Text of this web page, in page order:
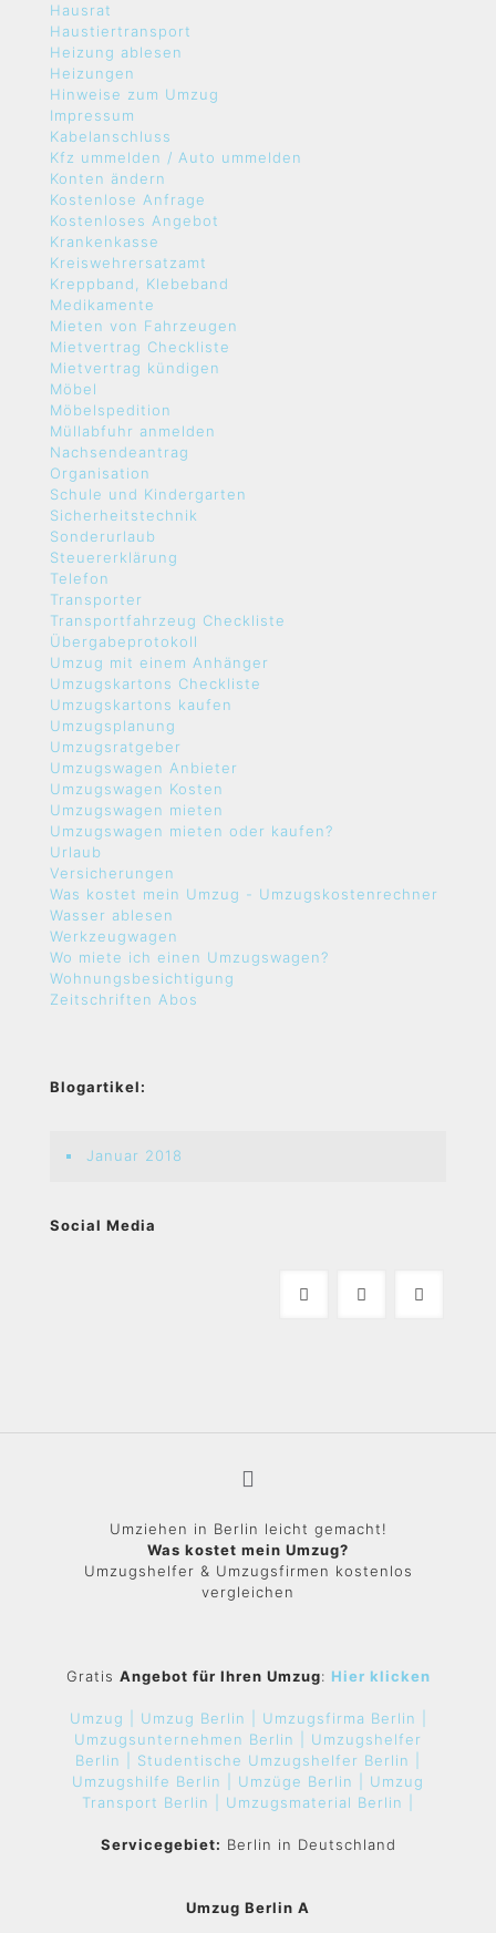
Hausrat
Haustiertransport
Heizung ablesen
Heizungen
Hinweise zum Umzug
Impressum
Kabelanschluss
Kfz ummelden / Auto ummelden
Konten ändern
Kostenlose Anfrage
Kostenloses Angebot
Krankenkasse
Kreiswehrersatzamt
Kreppband, Klebeband
Medikamente
Mieten von Fahrzeugen
Mietvertrag Checkliste
Mietvertrag kündigen
Möbel
Möbelspedition
Müllabfuhr anmelden
Nachsendeantrag
Organisation
Schule und Kindergarten
Sicherheitstechnik
Sonderurlaub
Steuererklärung
Telefon
Transporter
Transportfahrzeug Checkliste
Übergabeprotokoll
Umzug mit einem Anhänger
Umzugskartons Checkliste
Umzugskartons kaufen
Umzugsplanung
Umzugsratgeber
Umzugswagen Anbieter
Umzugswagen Kosten
Umzugswagen mieten
Umzugswagen mieten oder kaufen?
Urlaub
Versicherungen
Was kostet mein Umzug - Umzugskostenrechner
Wasser ablesen
Werkzeugwagen
Wo miete ich einen Umzugswagen?
Wohnungsbesichtigung
Zeitschriften Abos
Blogartikel:
Januar 2018
Social Media
Umziehen in Berlin leicht gemacht!
Was kostet mein Umzug?
Umzugshelfer & Umzugsfirmen kostenlos
vergleichen
Gratis Angebot für Ihren Umzug: Hier klicken
Umzug | Umzug Berlin |
Umzugsfirma Berlin |
Umzugsunternehmen Berlin | Umzugshelfer
Berlin | Studentische Umzugshelfer Berlin |
Umzugshilfe Berlin | Umzüge Berlin | Umzug
Transport Berlin | Umzugsmaterial Berlin |
Servicegebiet: Berlin in Deutschland
Umzug Berlin A